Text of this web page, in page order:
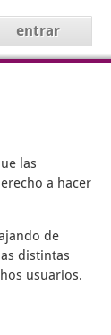
entrar
las
a hacer
de
distintas
usuarios.